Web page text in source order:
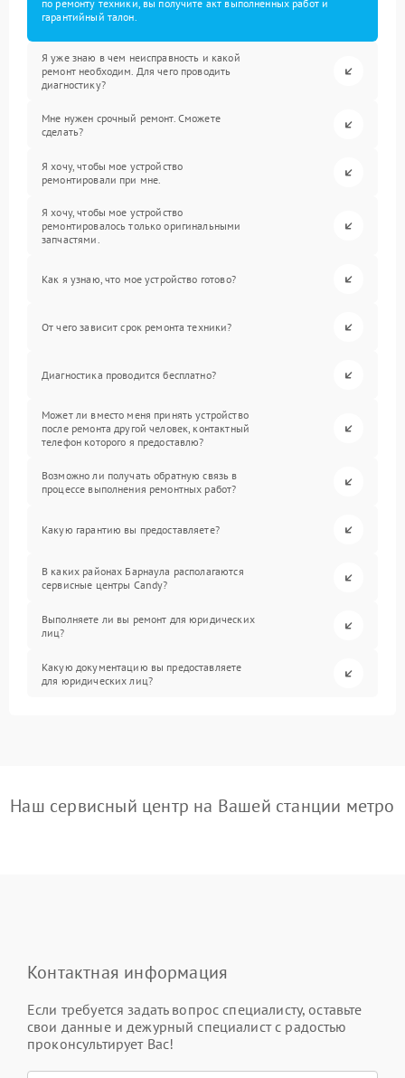
по ремонту техники, вы получите акт выполненных работ и
гарантийный талон.
Я уже знаю в чем неисправность и какой
ремонт необходим. Для чего проводить
диагностику?
Мне нужен срочный ремонт. Сможете
сделать?
Я хочу, чтобы мое устройство
ремонтировали при мне.
Я хочу, чтобы мое устройство
ремонтировалось только оригинальными
запчастями.
Как я узнаю, что мое устройство готово?
От чего зависит срок ремонта техники?
Диагностика проводится бесплатно?
Может ли вместо меня принять устройство
после ремонта другой человек, контактный
телефон которого я предоставлю?
Возможно ли получать обратную связь в
процессе выполнения ремонтных работ?
Какую гарантию вы предоставляете?
В каких районах Барнаула располагаются
сервисные центры Candy?
Выполняете ли вы ремонт для юридических
лиц?
Какую документацию вы предоставляете
для юридических лиц?
Наш сервисный центр на Вашей станции метро
Контактная информация
Если требуется задать вопрос специалисту, оставьте
свои данные и дежурный специалист с радостью
проконсультирует Вас!